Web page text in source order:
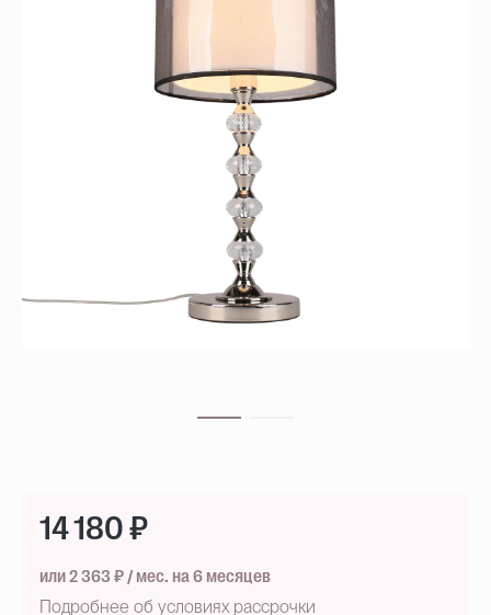
14 180 ₽
или 2 363 ₽ / мес. на 6 месяцев
Подробнее об условиях рассрочки